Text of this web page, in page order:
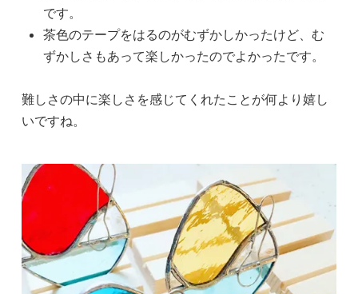
です。
茶色のテープをはるのがむずかしかったけど、む
ずかしさもあって楽しかったのでよかったです。
難しさの中に楽しさを感じてくれたことが何より嬉し
いですね。